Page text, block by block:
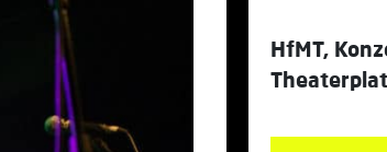
HfMT,